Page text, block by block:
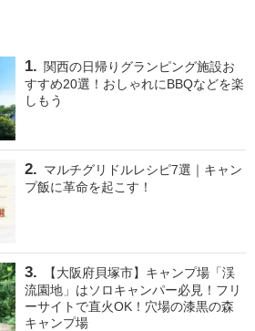
関西の日帰りグランピング施設お
すすめ20選！おしゃれにBBQなどを楽
しもう
マルチグリドルレシピ7選｜キャン
プ飯に革命を起こす！
【大阪府貝塚市】キャンプ場「渓
流園地」はソロキャンパー必見！フリ
ーサイトで直火OK！穴場の漆黒の森
キャンプ場